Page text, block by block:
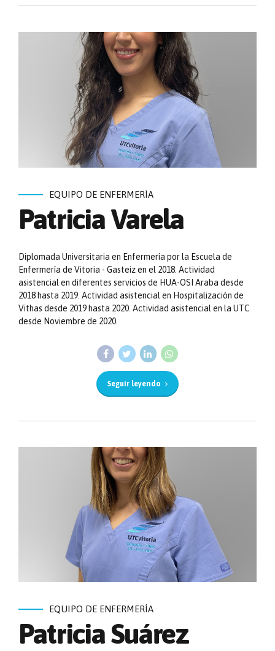
EQUIPO DE ENFERMERÍA
Patricia Varela
Diplomada Universitaria en Enfermería por la Escuela de
Enfermería de Vitoria - Gasteiz en el 2018. Actividad
asistencial en diferentes servicios de HUA-OSI Araba desde
2018 hasta 2019. Actividad asistencial en Hospitalización de
Vithas desde 2019 hasta 2020. Actividad asistencial en la UTC
desde Noviembre de 2020.
Seguir leyendo
EQUIPO DE ENFERMERÍA
Patricia Suárez